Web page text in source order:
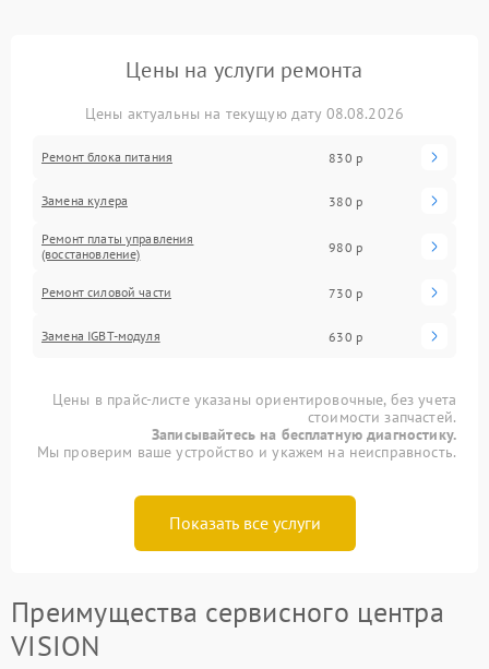
Цены на услуги ремонта
Цены актуальны на текущую дату 08.08.2026
Ремонт блока питания 830 р
Замена кулера 380 р
Ремонт платы управления
(восстановление)
980 р
Ремонт силовой части 730 р
Замена IGBT-модуля 630 р
Цены в прайс-листе указаны ориентировочные, без учета
стоимости запчастей.
Записывайтесь на бесплатную диагностику.
Мы проверим ваше устройство и укажем на неисправность.
Показать все услуги
Преимущества сервисного центра
VISION